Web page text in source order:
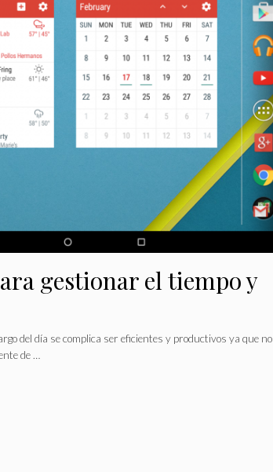
gestionar el tiempo y
del día se complica ser eficientes y productivos ya que no
de …